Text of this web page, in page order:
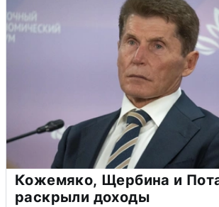
Кожемяко, Щербина и
раскрыли доходы